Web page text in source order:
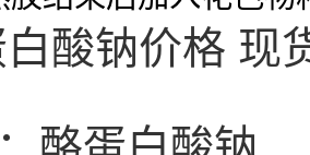
酸钠价格 现
酪蛋白酸钠